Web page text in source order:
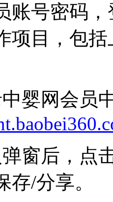
号密码，
项目，包
网会员
后，点击
/分享。